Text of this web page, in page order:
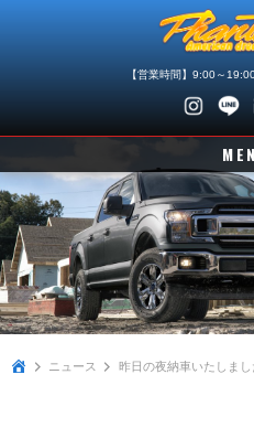
【営業時間】9:00～
ニュ
在庫
パーツ
メンテ
買取
ニュース 昨日の夜納車いたしま